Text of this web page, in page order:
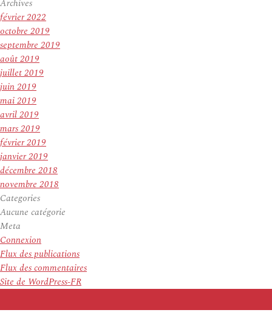
Archives
février 2022
octobre 2019
septembre 2019
août 2019
juillet 2019
juin 2019
mai 2019
avril 2019
mars 2019
février 2019
janvier 2019
décembre 2018
novembre 2018
Categories
Aucune catégorie
Meta
Connexion
Flux des publications
Flux des commentaires
Site de WordPress-FR